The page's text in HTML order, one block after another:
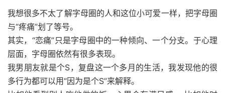
我想很多不太了解字母圈的人和这位小可爱一样，把字母圈
与“疼痛”划了等号。
其实，“恋痛”只是字母圈中的一种倾向、一个分支。于心理
层面，字母圈依然有很多表现。
我男朋友就是个S，复盘这一个多月的生活，我发现他的很
多行为都可以用“因为是个S”来解释。